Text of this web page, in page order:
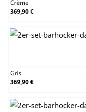
Crème
369,90 €
Gris
369,90 €